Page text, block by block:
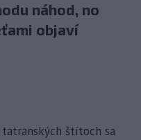
náhod, no
objaví
tatranských štítoch sa